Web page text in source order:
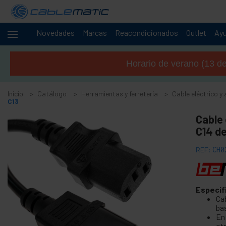
Novedades Marcas Reacondicionados Outlet
Cables +
servidores
vídeo
Iluminación
sonorización
+
Herramientas
y ferretería
-
Accesorios suelos, puertas y ventanas
+
Horario de verano (13
Inicio Catálogo Herramientas y ferretería Cable eléctrico y
C13
C14
REF: